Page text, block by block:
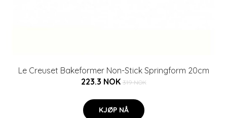
Le Creuset Bakeformer Non-Stick Springform 20cm
223.3 NOK 319 NOK
KJØP NÅ